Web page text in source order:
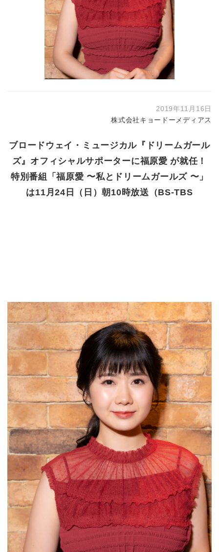
2019年11月16日
株式会社キョードーメディアス
ブロードウェイ・ミュージカル『ドリームガール
ズ』オフィシャルサポーターに福原愛 が就任！
特別番組「福原愛 〜私とドリームガールズ 〜」
は11月24日（日）朝10時放送（BS-TBS